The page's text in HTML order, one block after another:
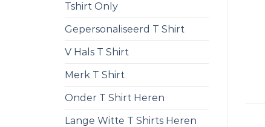
Tshirt Only
Gepersonaliseerd T Shirt
V Hals T Shirt
Merk T Shirt
Onder T Shirt Heren
Lange Witte T Shirts Heren